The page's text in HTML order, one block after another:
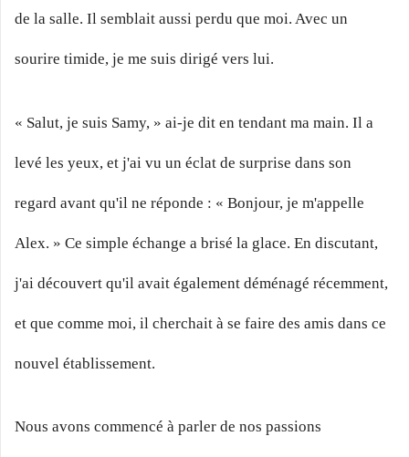
de la salle. Il semblait aussi perdu que moi. Avec un
sourire timide, je me suis dirigé vers lui.
« Salut, je suis Samy, » ai-je dit en tendant ma main. Il a
levé les yeux, et j'ai vu un éclat de surprise dans son
regard avant qu'il ne réponde : « Bonjour, je m'appelle
Alex. » Ce simple échange a brisé la glace. En discutant,
j'ai découvert qu'il avait également déménagé récemment,
et que comme moi, il cherchait à se faire des amis dans ce
nouvel établissement.
Nous avons commencé à parler de nos passions